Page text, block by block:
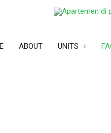
ABOUT UNITS